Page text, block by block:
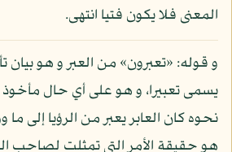
المعنى فلا يكون فتيا انتهى.
و قوله: «تعبرون» من العبر و هو بيان
يسمى تعبيرا، و هو على أي حال مأخوذ
نحوه كان العابر يعبر من الرؤيا إلى ما
هو حقيقة الأمر التي تمثلت لصاحب